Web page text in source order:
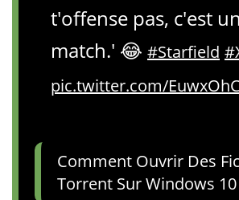
t'offense pas, c'est
match.' 😂 #Starfield
pic.twitter.com/
Comment Ouvrir Des
Torrent Sur Windows 10